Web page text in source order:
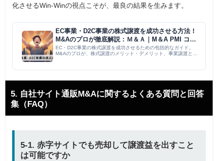
化させるWin-Winの視点こそが、最良の結果を生みます。
EC事業・D2C事業の株式譲渡を成功させる方法！
M&Aのプロが徹底解説：Ｍ＆Ａ｜M＆A PMI コラ
ム
EC・D2C事業の株式譲渡を成功させるための包括的なガイド。
M&Aのプロが、株式譲渡のメリット・デメリット、事業譲渡との
そ...
5. 自社サイト通販M&Aに関するよくある質問と回答
集（FAQ）
5-1. 赤字サイトでも売却して譲渡益を出すこと
は可能ですか